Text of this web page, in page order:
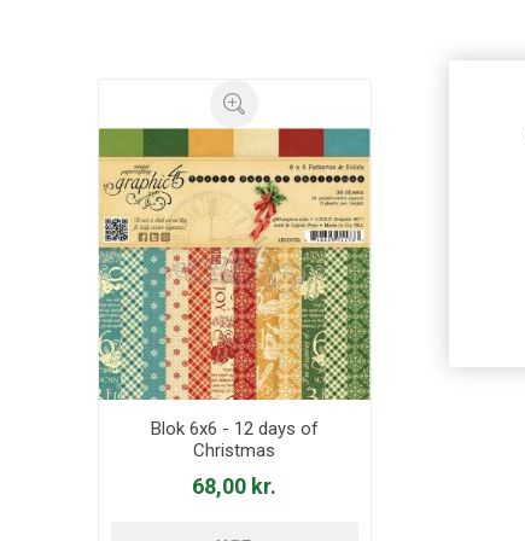
Blok 6x6 - 12 days of
Christmas
68,00 kr.